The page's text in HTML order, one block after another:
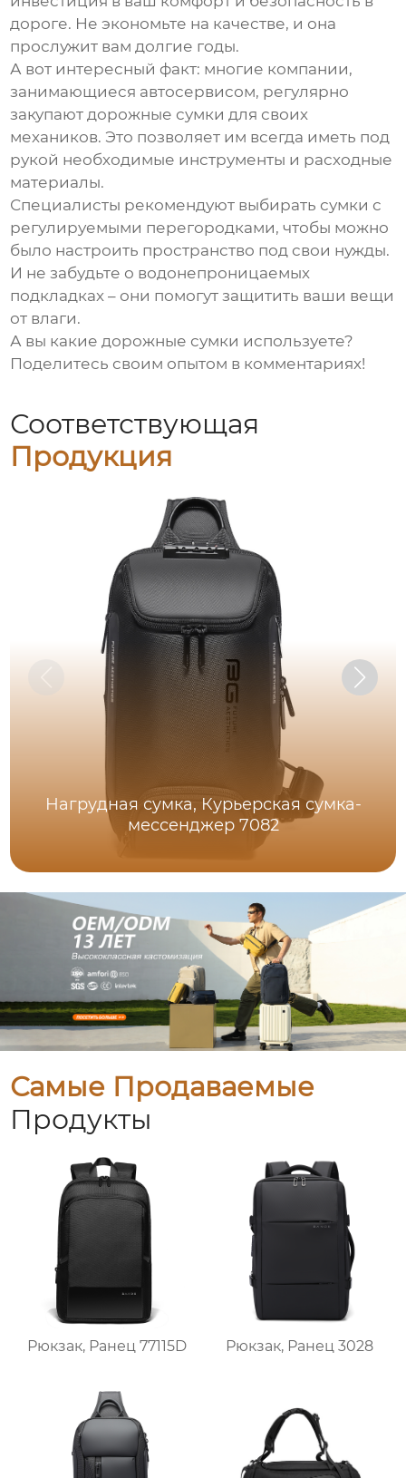
дороге. Не экономьте на качестве, и она
прослужит вам долгие годы.
А вот интересный факт: многие компании,
занимающиеся автосервисом, регулярно
закупаютдорожные сумки для своих
механиков. Это позволяет им всегда иметь под
рукой необходимые инструменты и расходные
материалы.
Специалисты рекомендуют выбирать сумки с
регулируемыми перегородками, чтобы можно
было настроить пространство под свои нужды.
И не забудьте о водонепроницаемых
подкладках – они помогут защитить ваши вещи
от влаги.
А вы какиедорожные сумки используете?
Поделитесь своим опытом в комментариях!
Соответствующая
Продукция
Нагрудная сумка, Курьерская сумка-
мессенджер 7082
Самые Продаваемые
Продукты
Рюкзак, Ранец 77115D Рюкзак, Ранец 3028